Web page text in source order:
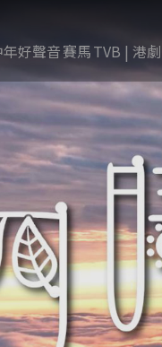
好聲音賽馬TVB | 港劇